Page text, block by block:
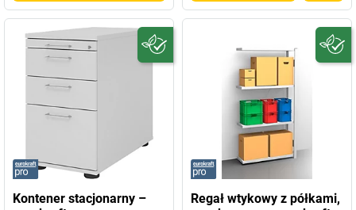
Kontener stacjonarny –
Regał wtykowy z półkami,